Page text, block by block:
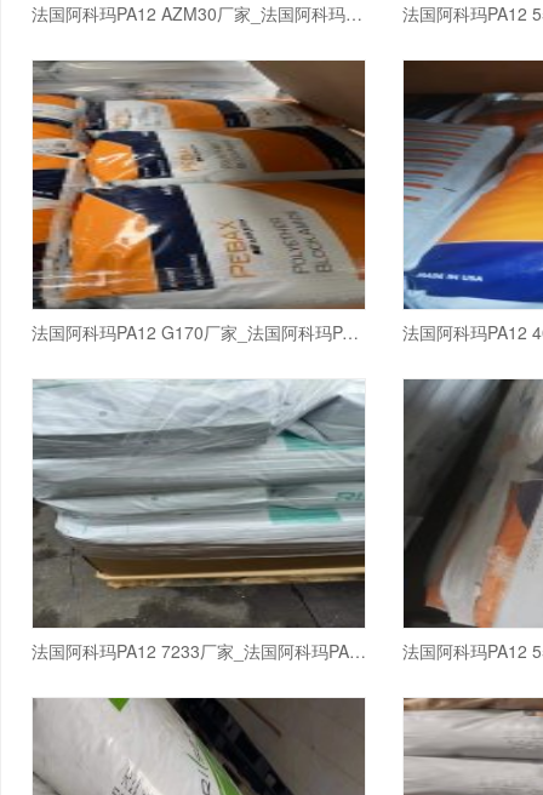
法国阿科玛PA12 AZM30厂家_法国阿科玛PA12
法国阿科玛PA12 G170厂家_法国阿科玛PA12
法国阿科玛PA12 7233厂家_法国阿科玛PA12